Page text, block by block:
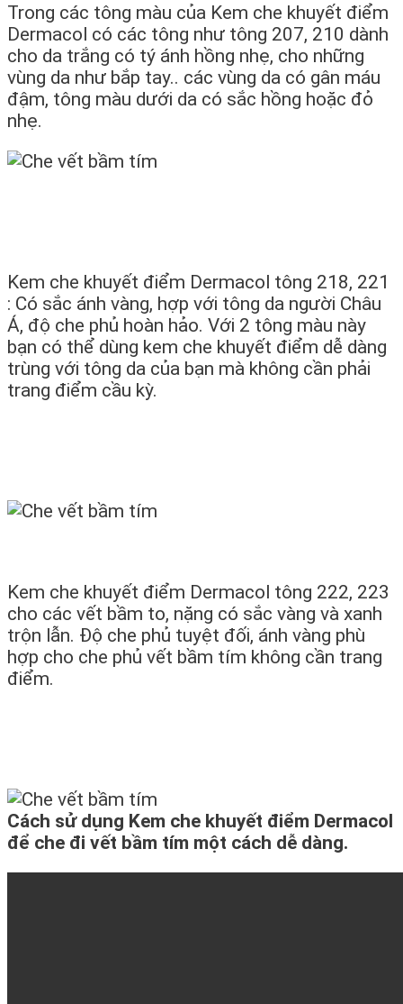
Trong các tông màu của Kem che khuyết điểm
Dermacol có các tông như tông 207, 210 dành
cho da trắng có tý ánh hồng nhẹ, cho những
vùng da như bắp tay.. các vùng da có gân máu
đậm, tông màu dưới da có sắc hồng hoặc đỏ
nhẹ.
Kem che khuyết điểm Dermacol tông 218, 221
: Có sắc ánh vàng, hợp với tông da người Châu
Á, độ che phủ hoàn hảo. Với 2 tông màu này
bạn có thể dùng kem che khuyết điểm dễ dàng
trùng với tông da của bạn mà không cần phải
trang điểm cầu kỳ.
Kem che khuyết điểm Dermacol tông 222, 223
cho các vết bầm to, nặng có sắc vàng và xanh
trộn lẫn. Độ che phủ tuyệt đối, ánh vàng phù
hợp cho che phủ vết bầm tím không cần trang
điểm.
Cách sử dụng Kem che khuyết điểm Dermacol
để che đi vết bầm tím một cách dễ dàng.